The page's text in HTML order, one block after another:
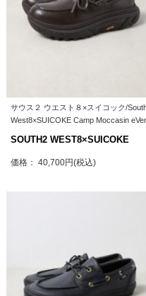
サウス２ ウエスト８×スイコック/
West8×SUICOKE Camp Moccasin
SOUTH2 WEST8×SUICOKE
価格： 40,700円(税込)